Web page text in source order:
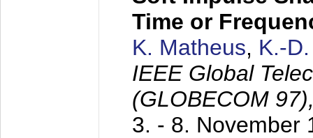
Time or
K. Matheus, K.-
IEEE Global
(GLOBECOM
3. - 8. November